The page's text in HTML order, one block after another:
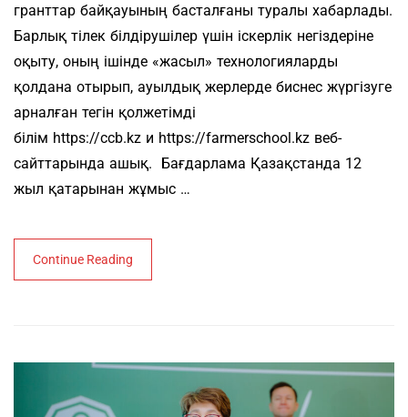
гранттар байқауының басталғаны туралы хабарлады.
Барлық тілек білдірушілер үшін іскерлік негіздеріне
оқыту, оның ішінде «жасыл» технологияларды
қолдана отырып, ауылдық жерлерде биснес жүргізуге
арналған тегін қолжетімді
білім https://ccb.kz и https://farmerschool.kz веб-
сайттарында ашық. Бағдарлама Қазақстанда 12
жыл қатарынан жұмыс …
Continue Reading